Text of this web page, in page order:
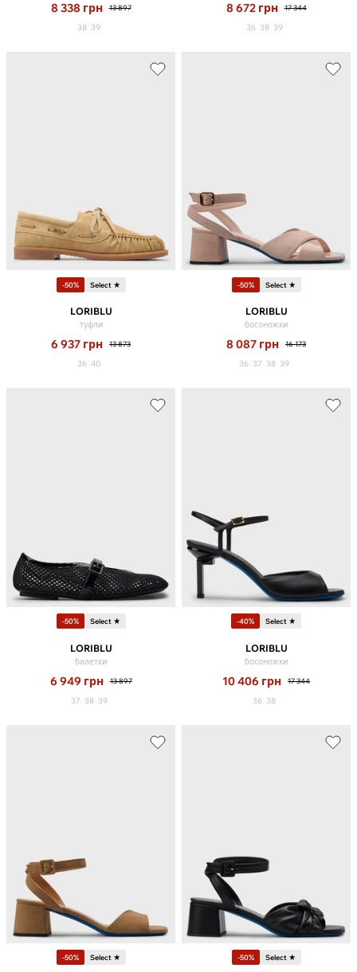
8 338 грн 13 897
38 39
8 672 грн 17 344
36 38 39
-50% Select ★
LORIBLU
туфли
6 937 грн 13 873
36 40
-50% Select ★
LORIBLU
босоножки
8 087 грн 16 173
36 37 38 39
-50% Select ★
LORIBLU
балетки
6 949 грн 13 897
37 38 39
-40% Select ★
LORIBLU
босоножки
10 406 грн 17 344
36 38
-50% Select ★ -50% Select ★